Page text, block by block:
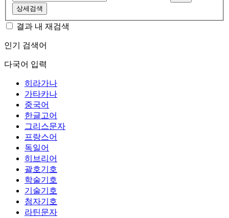
상세검색
결과 내 재검색
인기 검색어
다국어 입력
히라가나
가타카나
중국어
한글고어
그리스문자
프랑스어
독일어
히브리어
괄호기호
학술기호
기술기호
첨자기호
라틴문자